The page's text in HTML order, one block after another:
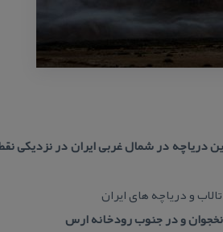
دریاچه در شمال غربی ایران در نزدیكی
و دریاچه های ایران
و در جنوب رودخانه ارس